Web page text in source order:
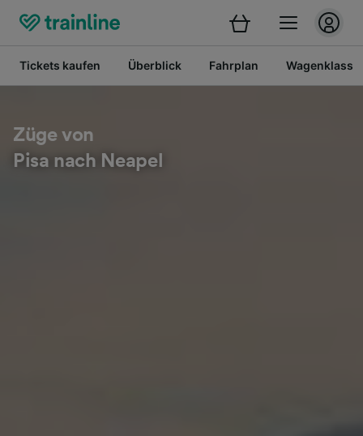
Tickets kaufen Überblick Fahrplan
Züge von
Pisa nach Neapel